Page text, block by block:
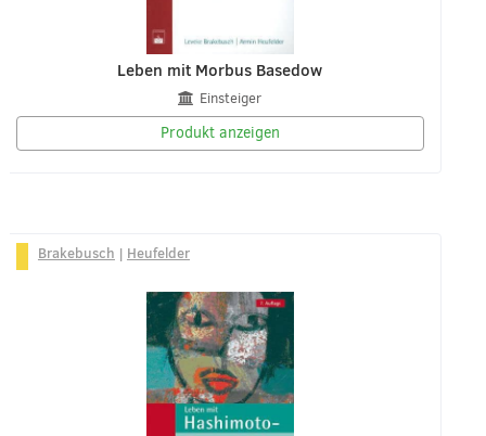
Leben mit Morbus Basedow
Einsteiger
Produkt anzeigen
Brakebusch | Heufelder